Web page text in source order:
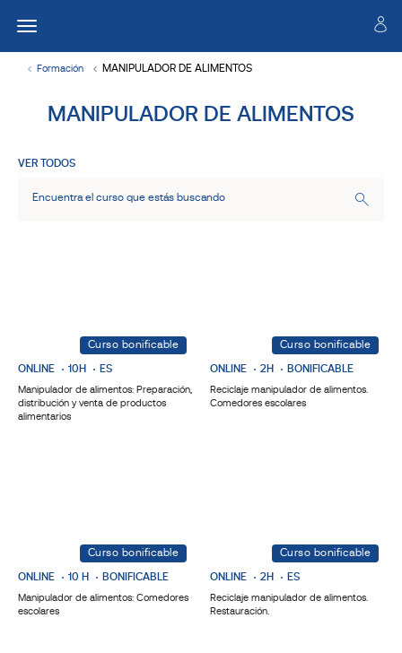
Formación MANIPULADOR DE ALIMENTOS
MANIPULADOR DE ALIMENTOS
VER TODOS
Curso bonificable
ONLINE 10H ES
Manipulador de alimentos: Preparación,
distribución y venta de productos
alimentarios
Curso bonificable
ONLINE 2H BONIFICABLE
Reciclaje manipulador de alimentos.
Comedores escolares
Curso bonificable
ONLINE 10 H BONIFICABLE
Manipulador de alimentos: Comedores
escolares
Curso bonificable
ONLINE 2H ES
Reciclaje manipulador de alimentos.
Restauración.